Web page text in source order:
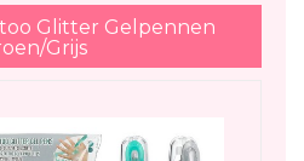
Glitter Gelpennen
Grijs